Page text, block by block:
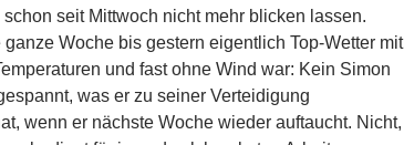
seit Mittwoch nicht mehr blicken lassen.
Woche bis gestern eigentlich Top-Wetter mit
und fast ohne Wind war: Kein Simon
was er zu seiner Verteidigung
wenn er nächste Woche wieder auftaucht. Nicht,